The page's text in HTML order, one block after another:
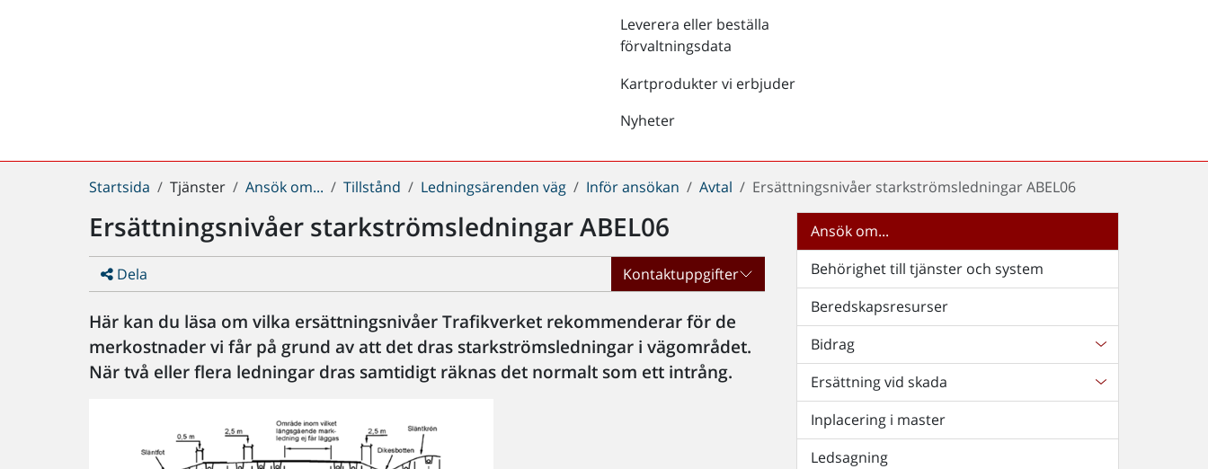
Leverera eller beställa
förvaltningsdata
Kartprodukter vi erbjuder
Nyheter
Du
här:
Startsida Tjänster Ansök om... Tillstånd Ledningsärenden väg Inför ansökan Avtal Ersättningsnivåer starkströmsledningar ABEL06
Ersättningsnivåer starkströmsledningar ABEL06
Dela Kontaktuppgifter
Här kan du läsa om vilka ersättningsnivåer Trafikverket rekommenderar för de
merkostnader vi får på grund av att det dras starkströmsledningar i vägområdet.
När två eller flera ledningar dras samtidigt räknas det normalt som ett intrång.
Ansök om...
Behörighet till tjänster och system
Beredskapsresurser
Bidrag
Ersättning vid skada
Inplacering i master
Ledsagning